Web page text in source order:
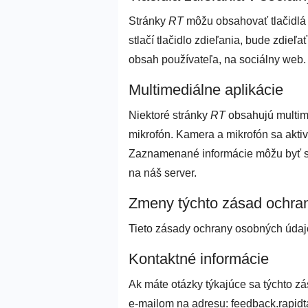
Stránky RTmôžu obsahovať
stlačí tlačidlo zdieľania, bude
obsah používateľa, na sociálny web.
Multimediálne aplikácie
Niektoré stránky RTobsahujú
mikrofón. Kamera a mikrofón sa
Zaznamenané informácie môžu byť
na náš server.
Zmeny týchto zásad
Tieto zásady ochrany osobných
Kontaktné informácie
Ak máte otázky týkajúce sa týchto
e-mailom na adresu: